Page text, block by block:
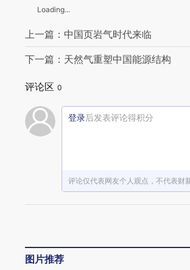
Loading...
上一篇：中国页岩气时代来临
下一篇：天然气重塑中国能源结构
评论区 0
登录后发表评论得积分
评论仅代表网友个人观点，不代表财
图片推荐